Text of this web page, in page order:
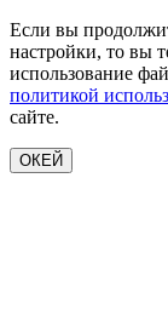
Если вы
настройки, то вы
использование
политикой
сайте.
ОКЕЙ